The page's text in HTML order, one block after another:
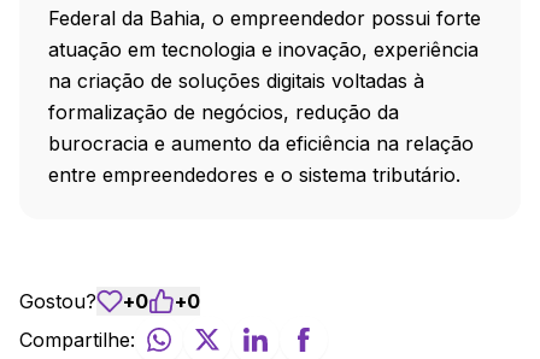
Federal da Bahia, o empreendedor possui forte
atuação em tecnologia e inovação, experiência
na criação de soluções digitais voltadas à
formalização de negócios, redução da
burocracia e aumento da eficiência na relação
entre empreendedores e o sistema tributário.
Gostou? +0 +0
Compartilhe: